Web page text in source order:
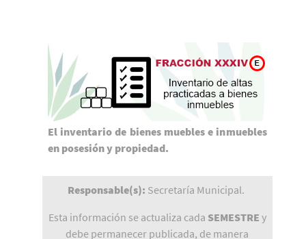
El inventario de bienes muebles e inmuebles
en posesión y propiedad.
Responsable(s): Secretaría Municipal.
Esta información se actualiza cada SEMESTRE y
debe permanecer publicada, de manera